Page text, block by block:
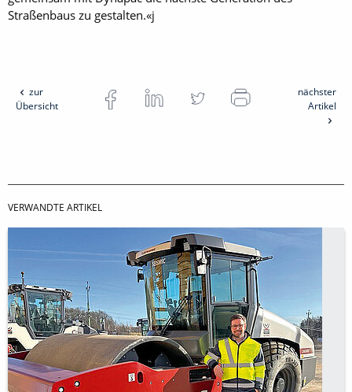
Straßenbaus zu gestalten.«j
zur
Übersicht
nächster
Artikel
VERWANDTE ARTIKEL